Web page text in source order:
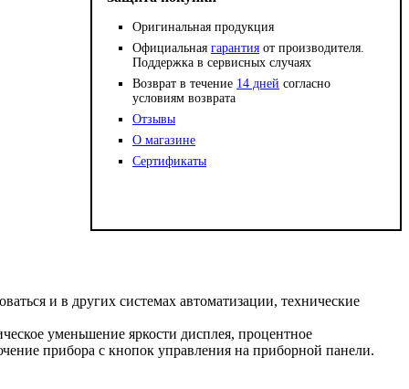
Оригинальная продукция
Официальнаягарантия от производителя.
Поддержка в сервисных случаях
Возврат в течение 14 дней согласно
условиям возврата
Отзывы
О магазине
Сертификаты
и в других системах автоматизации, технические
уменьшение яркости дисплея, процентное
прибора с кнопок управления на приборной панели.